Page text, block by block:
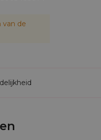
van de